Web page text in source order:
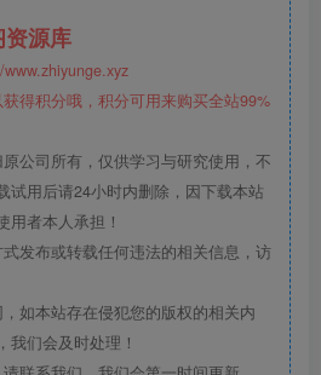
源库
得积分哦，积分可用来购买全站99%
公司所有，仅供学习与研究使用，不
试用后请24小时内删除，因下载本站
用者本人承担！
发布或转载任何违法的相关信息，访
如本站存在侵犯您的版权的相关内
，我们会及时处理！